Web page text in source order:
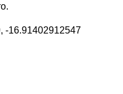
-16.91402912547